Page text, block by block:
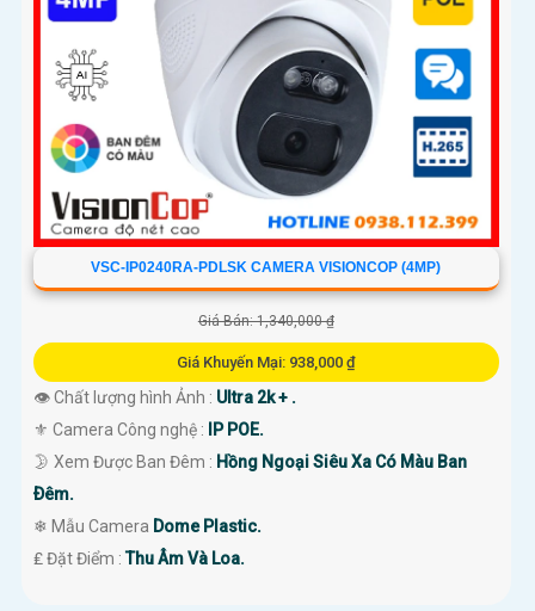
VSC-IP0240RA-PDLSK CAMERA VISIONCOP (4MP)
Giá Bán: 1,340,000 ₫
Giá Khuyến Mại: 938,000 ₫
👁 Chất lượng hình Ảnh : Ultra 2k + .
⚜️ Camera Công nghệ : IP POE.
🌛 Xem Được Ban Đêm : Hồng Ngoại Siêu Xa Có Màu Ban
Ðêm.
❄ Mẫu Camera Dome Plastic.
️₤ Đặt Điểm :Thu Âm Và Loa.